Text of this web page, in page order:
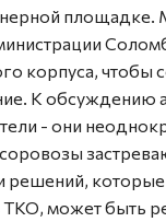
площадке.
корпуса, чтобы
К обсуждению
- они
которые
ТКО, может быть